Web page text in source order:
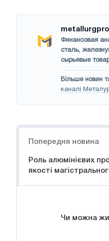
Финансовая
сталь,
сырьевые
Більше новин
каналі
Попередня новина
Роль алюмінієвих
якості
Чи можна